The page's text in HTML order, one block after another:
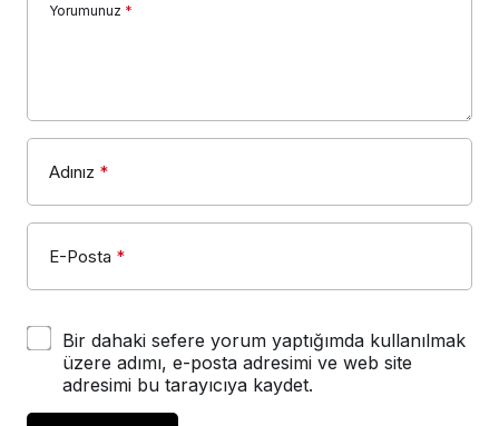
Yorumunuz *
Adınız *
E-Posta *
Bir dahaki sefere yorum yaptığımda kullanılmak
üzere adımı, e-posta adresimi ve web site
adresimi bu tarayıcıya kaydet.